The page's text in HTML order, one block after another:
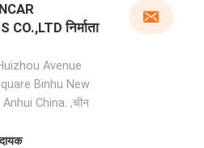
CO.,LTD निर्माता
Avenue
Binhu New
China. ,चीन